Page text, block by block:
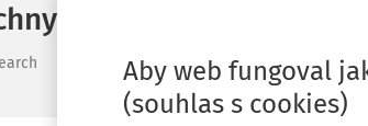
ORP. Jak se daří
Aby web fungoval
(souhlas s cookies)